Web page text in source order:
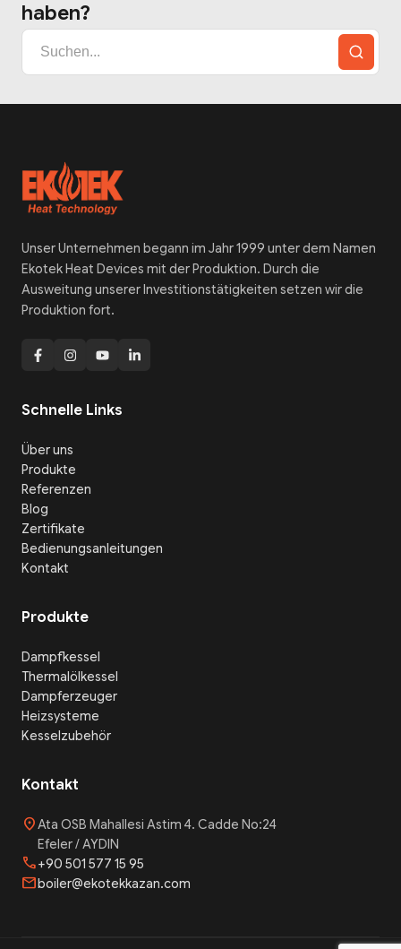
haben?
Unser Unternehmen begann im Jahr 1999 unter dem Namen
Ekotek Heat Devices mit der Produktion. Durch die
Ausweitung unserer Investitionstätigkeiten setzen wir die
Produktion fort.
Schnelle Links
Über uns
Produkte
Referenzen
Blog
Zertifikate
Bedienungsanleitungen
Kontakt
Produkte
Dampfkessel
Thermalölkessel
Dampferzeuger
Heizsysteme
Kesselzubehör
Kontakt
location_onAta OSB Mahallesi Astim 4. Cadde No:24
Efeler / AYDIN
phone+90 501 577 15 95
mailboiler@ekotekkazan.com